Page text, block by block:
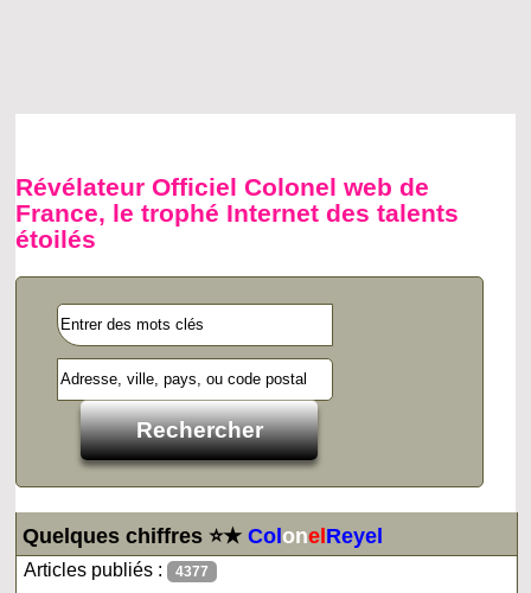
Révélateur Officiel Colonel web de
France, le trophé Internet des talents
étoilés
Quelques chiffres ⭐★ColonelReyel
Articles publiés : 4377